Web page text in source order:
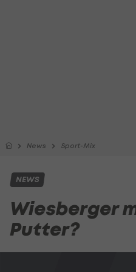
News Sport-Mix
NEWS
Wiesberger
Putter?